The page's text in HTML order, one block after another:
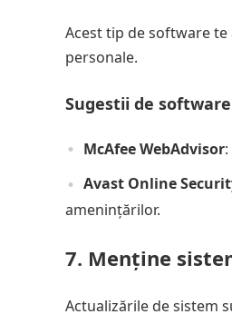
Acest tip de software
personale.
Sugestii de
McAfee WebAdvisor
Avast Online
amenințărilor.
7. Menține
Actualizările de sistem